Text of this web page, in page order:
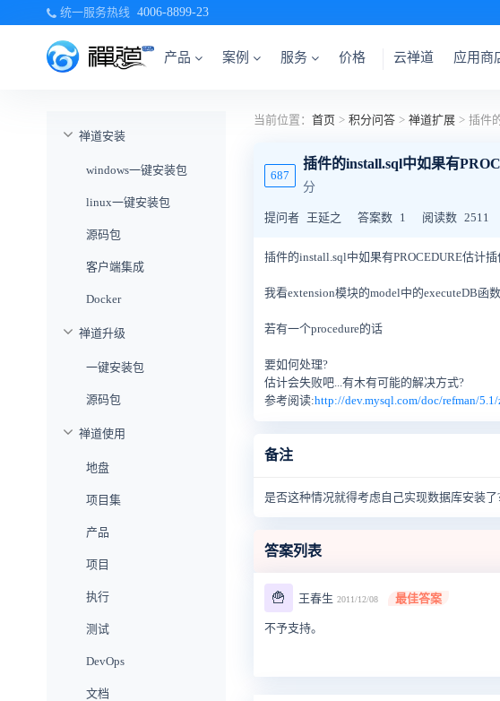
统一服务热线 4006-8899-23
产品 案例 服务 价格 云禅道 应用商
禅道安装
windows一键安装包
linux一键安装包
源码包
客户端集成
Docker
禅道升级
一键安装包
源码包
禅道使用
地盘
项目集
产品
项目
执行
测试
DevOps
文档
当前位置： 首页 > 积分问答 > 禅道扩展 >
687
插件的install.sql中如果有
分
提问者 王延之 答案数 1 阅读数 2511
插件的install.sql中如果有PROCEDURE估计
我看extension模块的model中的executeDB函
若有一个procedure的话
要如何处理?
估计会失败吧...有木有可能的解决方式?
参考阅读:http://dev.mysql.com/doc/refman/
备注
是否这种情况就得考虑自己实现数据库安装了
答案列表
🍟 王春生 2011/12/08 最佳答案
不予支持。